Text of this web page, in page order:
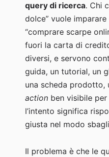
query di ricerca. Chi
dolce” vuole
“comprare scarpe
fuori la carta di
diversi, e servono
guida, un tutorial, un
una scheda prodotto,
action ben visibile
l’intento significa
giusta nel modo
Il problema è che le